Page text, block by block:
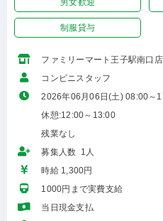
男女歓迎
制服貸与
ファミリーマート王子駅南口店
コンビニスタッフ
2026年06月06日(土) 08:00～
休憩:12:00～13:00
残業なし
募集人数 1人
時給 1,300円
1000円まで実費支給
当日現金支払